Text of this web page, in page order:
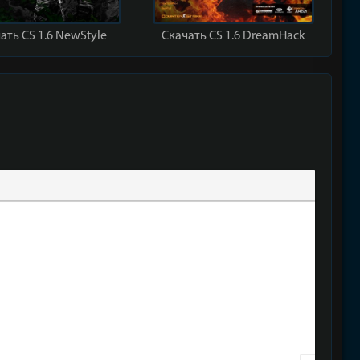
CS 1.6 NewStyle Скачать CS 1.6 DreamHack
спойлера